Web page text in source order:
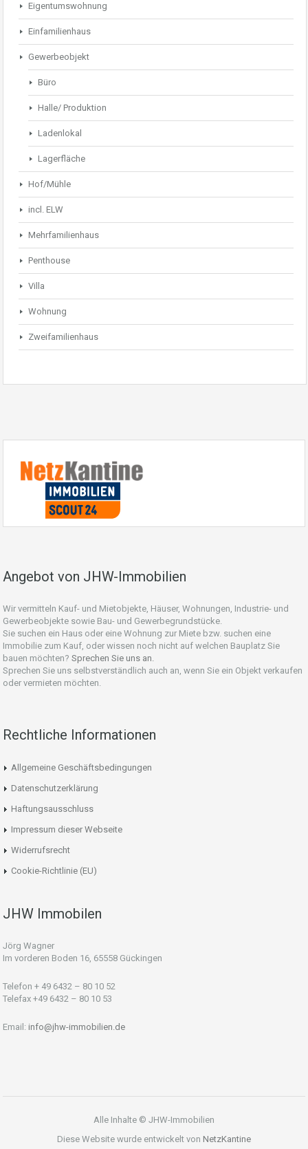
Eigentumswohnung
Einfamilienhaus
Gewerbeobjekt
Büro
Halle/ Produktion
Ladenlokal
Lagerfläche
Hof/Mühle
incl. ELW
Mehrfamilienhaus
Penthouse
Villa
Wohnung
Zweifamilienhaus
Angebot von JHW-Immobilien
Wir vermitteln Kauf- und Mietobjekte, Häuser, Wohnungen, Industrie- und
Gewerbeobjekte sowie Bau- und Gewerbegrundstücke.
Sie suchen ein Haus oder eine Wohnung zur Miete bzw. suchen eine
Immobilie zum Kauf, oder wissen noch nicht auf welchen Bauplatz Sie
bauen möchten? Sprechen Sie uns an.
Sprechen Sie uns selbstverständlich auch an, wenn Sie ein Objekt verkaufen
oder vermieten möchten.
Rechtliche Informationen
Allgemeine Geschäftsbedingungen
Datenschutzerklärung
Haftungsausschluss
Impressum dieser Webseite
Widerrufsrecht
Cookie-Richtlinie (EU)
JHW Immobilen
Jörg Wagner
Im vorderen Boden 16, 65558 Gückingen
Telefon + 49 6432 – 80 10 52
Telefax +49 6432 – 80 10 53
Email: info@jhw-immobilien.de
Alle Inhalte © JHW-Immobilien
Diese Website wurde entwickelt von NetzKantine